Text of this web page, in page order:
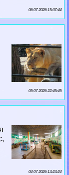
06 07 2026 15:37:44
05 07 2026 22:45:45
04 07 2026 13:23:24